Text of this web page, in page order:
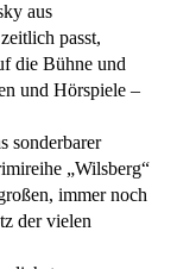
aus
passt,
die Bühne und
und Hörspiele –
sonderbarer
„Wilsberg“
immer noch
der vielen